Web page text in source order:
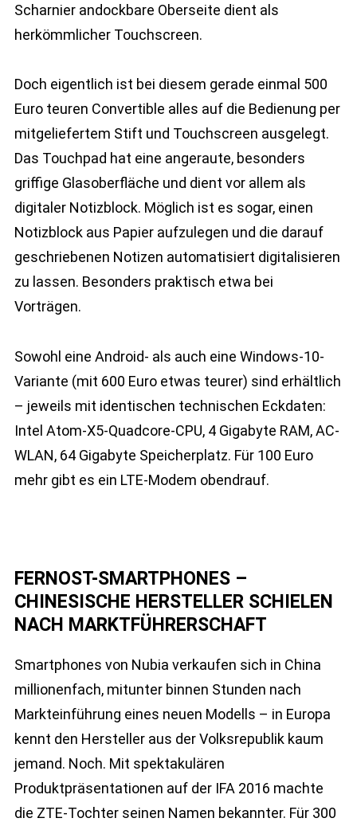
Scharnier andockbare Oberseite dient als
herkömmlicher Touchscreen.
Doch eigentlich ist bei diesem gerade einmal 500
Euro teuren Convertible alles auf die Bedienung per
mitgeliefertem Stift und Touchscreen ausgelegt.
Das Touchpad hat eine angeraute, besonders
griffige Glasoberfläche und dient vor allem als
digitaler Notizblock. Möglich ist es sogar, einen
Notizblock aus Papier aufzulegen und die darauf
geschriebenen Notizen automatisiert digitalisieren
zu lassen. Besonders praktisch etwa bei
Vorträgen.
Sowohl eine Android- als auch eine Windows-10-
Variante (mit 600 Euro etwas teurer) sind erhältlich
– jeweils mit identischen technischen Eckdaten:
Intel Atom-X5-Quadcore-CPU, 4 Gigabyte RAM, AC-
WLAN, 64 Gigabyte Speicherplatz. Für 100 Euro
mehr gibt es ein LTE-Modem obendrauf.
FERNOST-SMARTPHONES –
CHINESISCHE HERSTELLER SCHIELEN
NACH MARKTFÜHRERSCHAFT
Smartphones von Nubia verkaufen sich in China
millionenfach, mitunter binnen Stunden nach
Markteinführung eines neuen Modells – in Europa
kennt den Hersteller aus der Volksrepublik kaum
jemand. Noch. Mit spektakulären
Produktpräsentationen auf der IFA 2016 machte
die ZTE-Tochter seinen Namen bekannter. Für 300